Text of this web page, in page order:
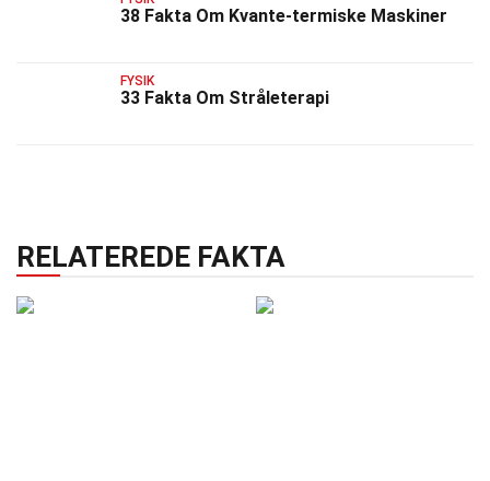
38 Fakta Om Kvante-termiske Maskiner
FYSIK
33 Fakta Om Stråleterapi
RELATEREDE FAKTA